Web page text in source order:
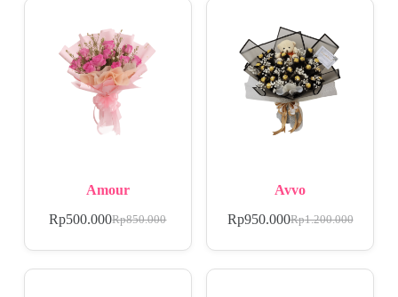
Amour
Rp850.000
Rp500.000
Avvo
Rp1.200.000
Rp950.000